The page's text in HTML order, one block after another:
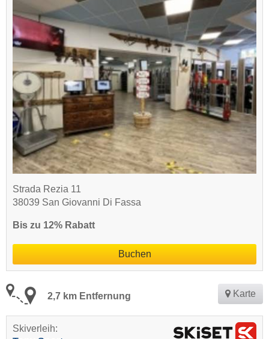
Strada Rezia 11
38039 San Giovanni Di Fassa
Bis zu 12% Rabatt
Buchen
2,7 km Entfernung Karte
Skiverleih: